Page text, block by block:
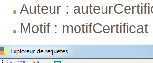
Auteur :
Motif : motifCertificat